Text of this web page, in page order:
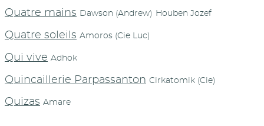
Quatre mains Dawson (Andrew) Houben Jozef
Quatre soleils Amoros (Cie Luc)
Qui vive Adhok
Quincaillerie Parpassanton Cirkatomik (Cie)
Quizas Amare